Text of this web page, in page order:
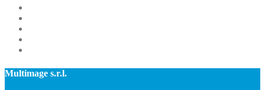
Multimage s.r.l.